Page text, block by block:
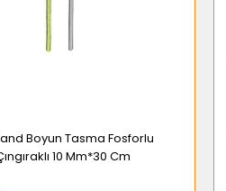
Boyun Tasma Fosforlu
10 Mm*30 Cm